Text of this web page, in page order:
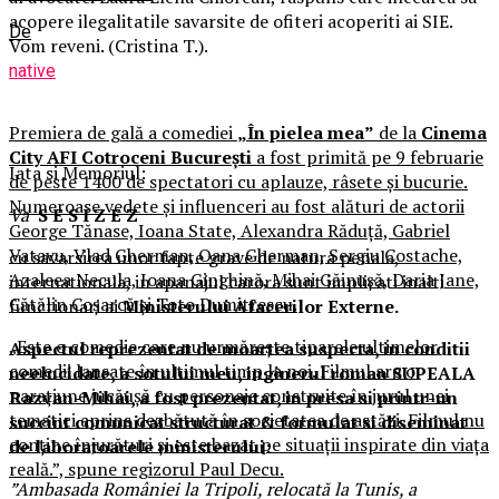
acopere ilegalitatile savarsite de ofiteri acoperiti ai SIE.
Vom reveni. (Cristina T.).
Iata si Memoriul:
VaS E S I Z E Z
cu savarsirea unor fapte grave de natura penala,
internationala, in apanajul carora sunt implicati inalti
functionari aiMinisterului Afacerilor Externe.
Aspectul reprezentat de moartea suspecta, in conditii
neelucidate, a sotului meu, inginerul roman SUPEALA
Razvan-Mihai, a fost prezentat, in presa si printr-un
succint comunicat structurat & formulat si diseminat
de laboratoarele ministerului:
”Ambasada României la Tripoli, relocată la Tunis, a
De
native
Premiera de gală a comediei „În pielea mea” de la Cinema
City AFI Cotroceni București a fost primită pe 9 februarie
de peste 1400 de spectatori cu aplauze, râsete și bucurie.
Numeroase vedete și influenceri au fost alături de actorii
George Tănase, Ioana State, Alexandra Răduță, Gabriel
Vatavu, Vlad Gherman, Oana Gherman, Sergiu Costache,
Azaleea Necula, Ioana Ginghină, Mihai Găinușă, Daria Jane,
Cătălin Coșarcă și Toto Dumitrescu.
„Este o comedie care nu urmărește tiparele ultimelor
comedii lansate în ultimul timp la noi. Filmul are o
narațiune jucăușă cu personaje construite în jurul unei
tematici aprins dezbătută în societatea de astăzi. Filmul nu
conține înjurături și este bazat pe situații inspirate din viața
reală.”, spune regizorul Paul Decu.